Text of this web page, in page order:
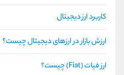
کاربرد ارز دیجیتال
ارزش بازار در ارزهای دیجیتال چیست؟
ارز فیات (Fiat) چیست؟